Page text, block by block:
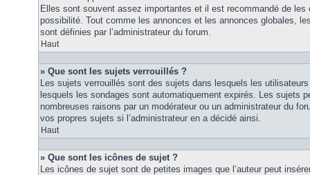
Elles sont souvent assez importantes et il est recommandé de
possibilité. Tout comme les annonces et les annonces globales,
sont définies par l’administrateur du forum.
Haut
» Que sont les sujets verrouillés ?
Les sujets verrouillés sont des sujets dans lesquels les
lesquels les sondages sont automatiquement expirés. Les sujets
nombreuses raisons par un modérateur ou un administrateur du
vos propres sujets si l’administrateur en a décidé ainsi.
Haut
» Que sont les icônes de sujet ?
Les icônes de sujet sont de petites images que l’auteur peut